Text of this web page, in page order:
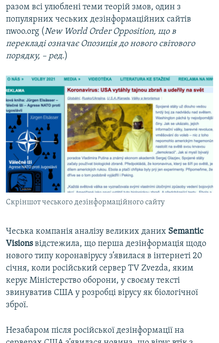
разом всі улюблені теми теорій змов, один з
популярних чеських дезінформаційних сайтів
nwoo.org (New World Order Opposition, що в
перекладі означає Опозиція до нового світового
порядку, – ред.)
Скріншот чеського дезінформаційного сайту
Чеська компанія аналізу великих даних Semantic
Visionsвідстежила, що перша дезінформація щодо
нового типу коронавірусу з’явилася в інтернеті 20
січня, коли російський сервер TV Zvezdа, яким
керує Міністерство оборони, у своєму тексті
звинуватив США у розробці вірусу як біологічної
зброї.
Незабаром після російської дезінформації на